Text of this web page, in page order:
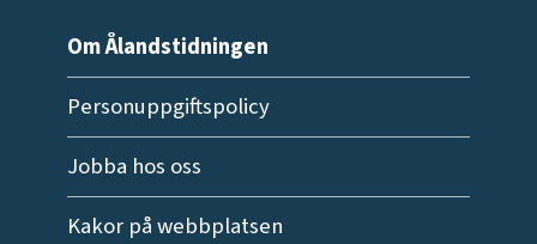
Om Ålandstidningen
Personuppgiftspolicy
Jobba hos oss
Kakor på webbplatsen